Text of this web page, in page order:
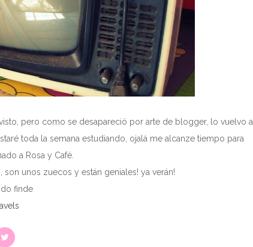
pero como se desapareció por arte de blogger, lo vuelvo a
toda la semana estudiando, ojalá me alcanze tiempo para
a Rosa y Café.
unos zuecos y están geniales! ya verán!
finde